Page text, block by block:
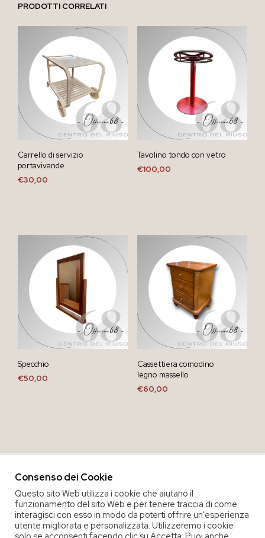
PRODOTTI CORRELATI
Carrello di servizio
portavivande
€30,00
Tavolino tondo con vetro
€100,00
Specchio
€50,00
Cassettiera comodino
legno massello
€60,00
Consenso dei Cookie
Questo sito Web utilizza i cookie che aiutano il
funzionamento del sito Web e per tenere traccia di come
interagisci con esso in modo da poterti offrire un'esperienza
utente migliorata e personalizzata. Utilizzeremo i cookie